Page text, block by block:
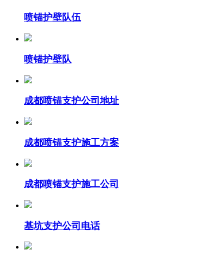
喷锚护壁队伍
喷锚护壁队
成都喷锚支护公司地址
成都喷锚支护施工方案
成都喷锚支护施工公司
基坑支护公司电话